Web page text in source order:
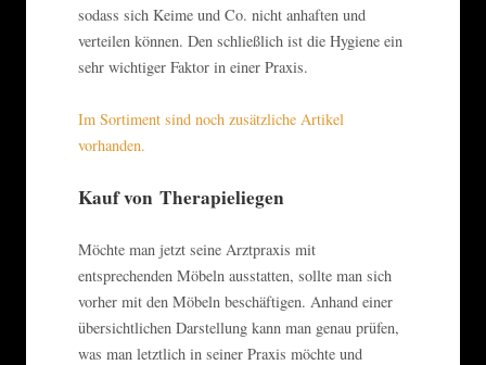
sodass sich Keime und Co. nicht anhaften und
verteilen können. Den schließlich ist die Hygiene ein
sehr wichtiger Faktor in einer Praxis.
Im Sortiment sind noch zusätzliche Artikel
vorhanden.
Kauf von Therapieliegen
Möchte man jetzt seine Arztpraxis mit
entsprechenden Möbeln ausstatten, sollte man sich
vorher mit den Möbeln beschäftigen. Anhand einer
übersichtlichen Darstellung kann man genau prüfen,
was man letztlich in seiner Praxis möchte und